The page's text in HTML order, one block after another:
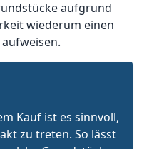
aufgrund
wiederum einen
Kauf ist es sinnvoll,
zu treten. So lässt